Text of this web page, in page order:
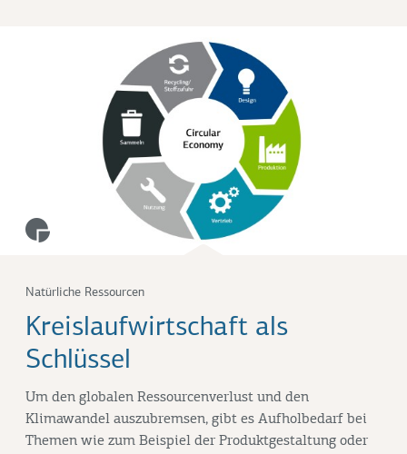
Natürliche Ressourcen
Kreislaufwirtschaft als
Schlüssel
Um den globalen Ressourcenverlust und den
Klimawandel auszubremsen, gibt es Aufholbedarf bei
Themen wie zum Beispiel der Produktgestaltung oder